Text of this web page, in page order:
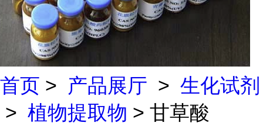
首页 > 产品展厅 > 生化试剂
> 植物提取物 > 甘草酸